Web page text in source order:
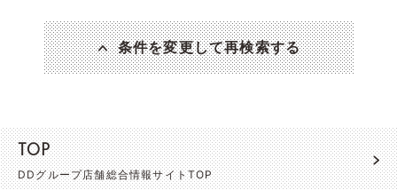
条件を変更して再検索する
TOP
DDグループ店舗総合情報サイトTOP